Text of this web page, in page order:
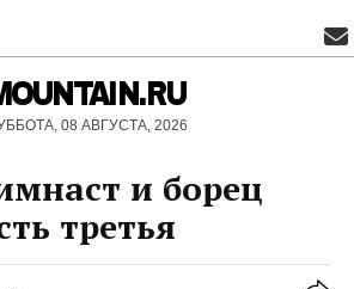
08 АВГУСТА, 2026
и борец
третья